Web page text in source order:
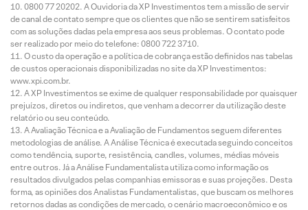
0800 77 20202. A Ouvidoria da XP Investimentos tem a missão de servir
de canal de contato sempre que os clientes que não se sentirem satisfeitos
com as soluções dadas pela empresa aos seus problemas. O contato pode
ser realizado por meio do telefone: 0800 722 3710.
O custo da operação e a política de cobrança estão definidos nas tabelas
de custos operacionais disponibilizadas no site da XP Investimentos:
www.xpi.com.br.
A XP Investimentos se exime de qualquer responsabilidade por quaisquer
prejuízos, diretos ou indiretos, que venham a decorrer da utilização deste
relatório ou seu conteúdo.
A Avaliação Técnica e a Avaliação de Fundamentos seguem diferentes
metodologias de análise. A Análise Técnica é executada seguindo conceitos
como tendência, suporte, resistência, candles, volumes, médias móveis
entre outros. Já a Análise Fundamentalista utiliza como informação os
resultados divulgados pelas companhias emissoras e suas projeções. Desta
forma, as opiniões dos Analistas Fundamentalistas, que buscam os melhores
retornos dadas as condições de mercado, o cenário macroeconômico e os